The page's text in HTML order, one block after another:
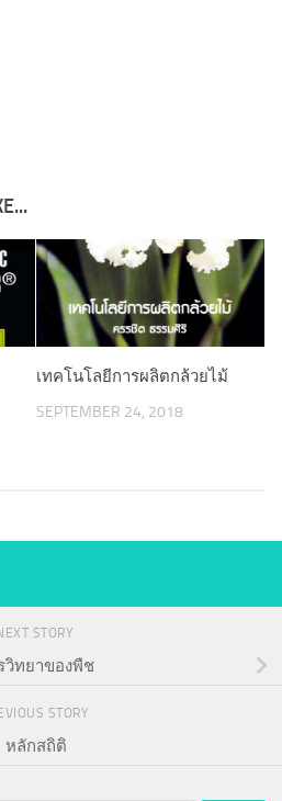
เทคโนโลยีการผลิตกล้วยไม้
SEPTEMBER 24, 2018
STORY
วิทยาของพืช
STORY
หลักสถิติ